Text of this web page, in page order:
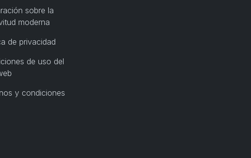
sobre la
moderna
de privacidad
de uso del
y condiciones